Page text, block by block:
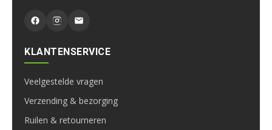
KLANTENSERVICE
Veelgestelde vragen
Verzending & bezorging
Ruilen & retourneren